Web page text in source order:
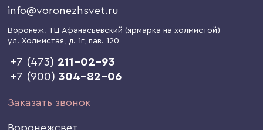
info@voronezhsvet.ru
Воронеж, ТЦ Афанасьевский (ярмарка на холмистой)
ул. Холмистая, д. 1г, пав. 120
+7 (473) 211-02-93
+7 (900)304-82-06
Заказать звонок
Воронежсвет